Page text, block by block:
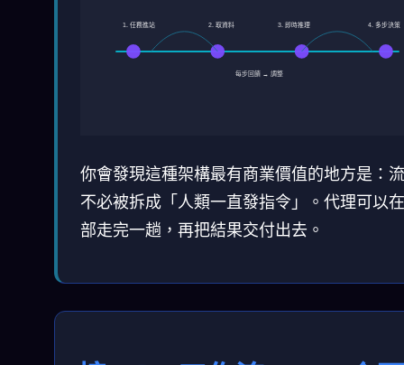
1. 任務進站 2. 取資料 3. 即時推理 4. 多步決策
每步回饋 → 調整
你會發現這種架構最有商業價值的地方是：
不必被拆成「人類一直發指令」。代理可以
部走完一趟，再把結果交付出去。